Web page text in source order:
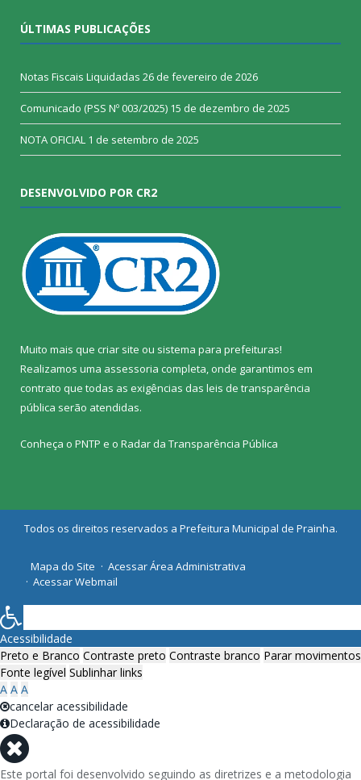
ÚLTIMAS PUBLICAÇÕES
Notas Fiscais Liquidadas 26 de fevereiro de 2026
Comunicado (PSS Nº 003/2025) 15 de dezembro de 2025
NOTA OFICIAL 1 de setembro de 2025
DESENVOLVIDO POR CR2
Muito mais que criar site ou sistema para prefeituras!
Realizamos uma assessoria completa, onde garantimos em
contrato que todas as exigências das leis de transparência
pública serão atendidas.
Conheça o PNTP e o Radar da Transparência Pública
Todos os direitos reservados a Prefeitura Municipal de Prainha.
Mapa do Site
Acessar Área Administrativa
Acessar Webmail
Acessibilidade
Preto e Branco Contraste preto Contraste branco Parar movimentos
Fonte legível Sublinhar links
A A A
cancelar acessibilidade
Declaração de acessibilidade
Este portal foi desenvolvido seguindo as diretrizes e a metodologia